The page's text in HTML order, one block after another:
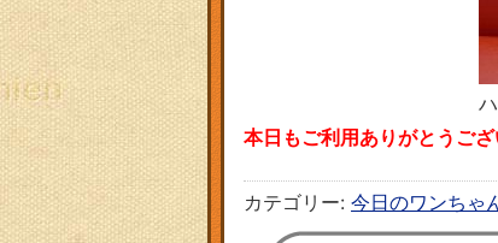
本日もご利用ありがとうご
カテゴリー: 今日のワンちゃ